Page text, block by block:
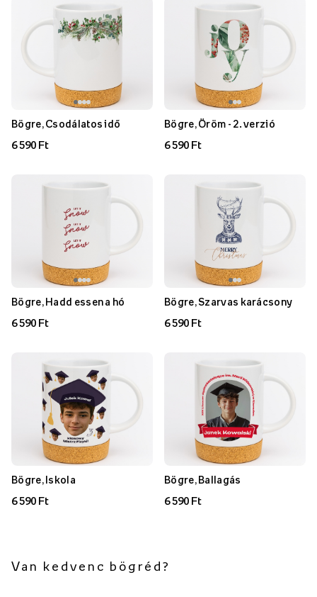
Bögre, Csodálatos idő
6 590 Ft
Bögre, Öröm - 2. verzió
6 590 Ft
Bögre, Hadd essen a hó
6 590 Ft
Bögre, Szarvas karácsony
6 590 Ft
Bögre, Iskola
6 590 Ft
Bögre, Ballagás
6 590 Ft
Van kedvenc bögréd?